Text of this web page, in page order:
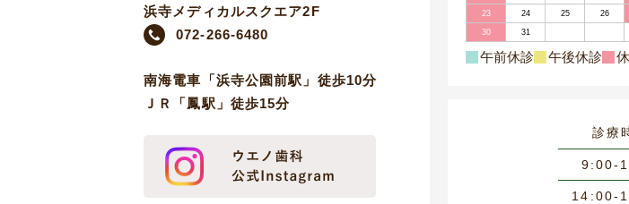
23 24 25 26
30 31
午前休診 午後休診
診療
9:00-
14:00-
浜寺メディカルスクエア2F
072-266-6480
南海電車「浜寺公園前駅」徒歩10分
ＪＲ「鳳駅」徒歩15分